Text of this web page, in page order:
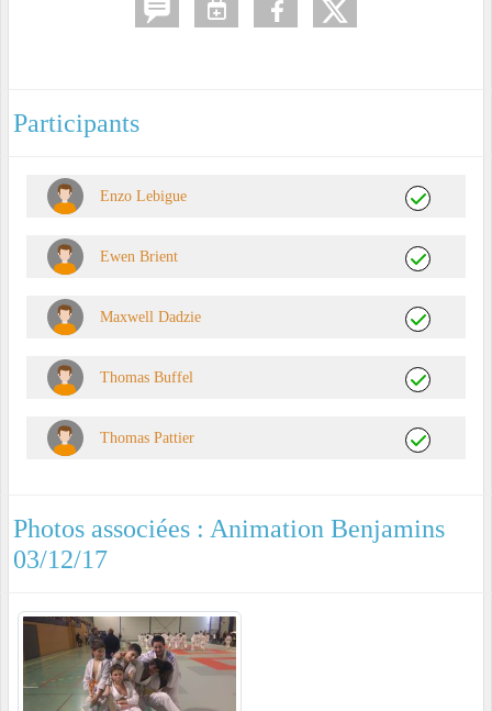
Participants
Enzo Lebigue
Ewen Brient
Maxwell Dadzie
Thomas Buffel
Thomas Pattier
Photos associées : Animation Benjamins
03/12/17